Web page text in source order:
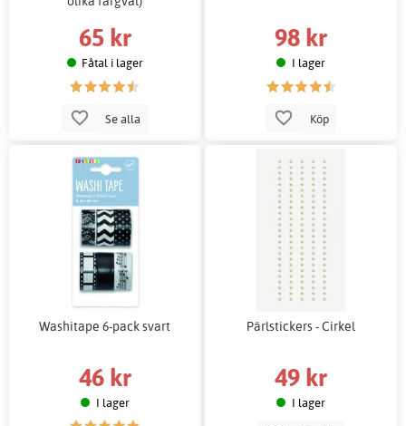
65 kr
Fåtal i lager
Se alla
98 kr
I lager
Köp
Washitape 6-pack svart
46 kr
I lager
Pärlstickers - Cirkel
49 kr
I lager